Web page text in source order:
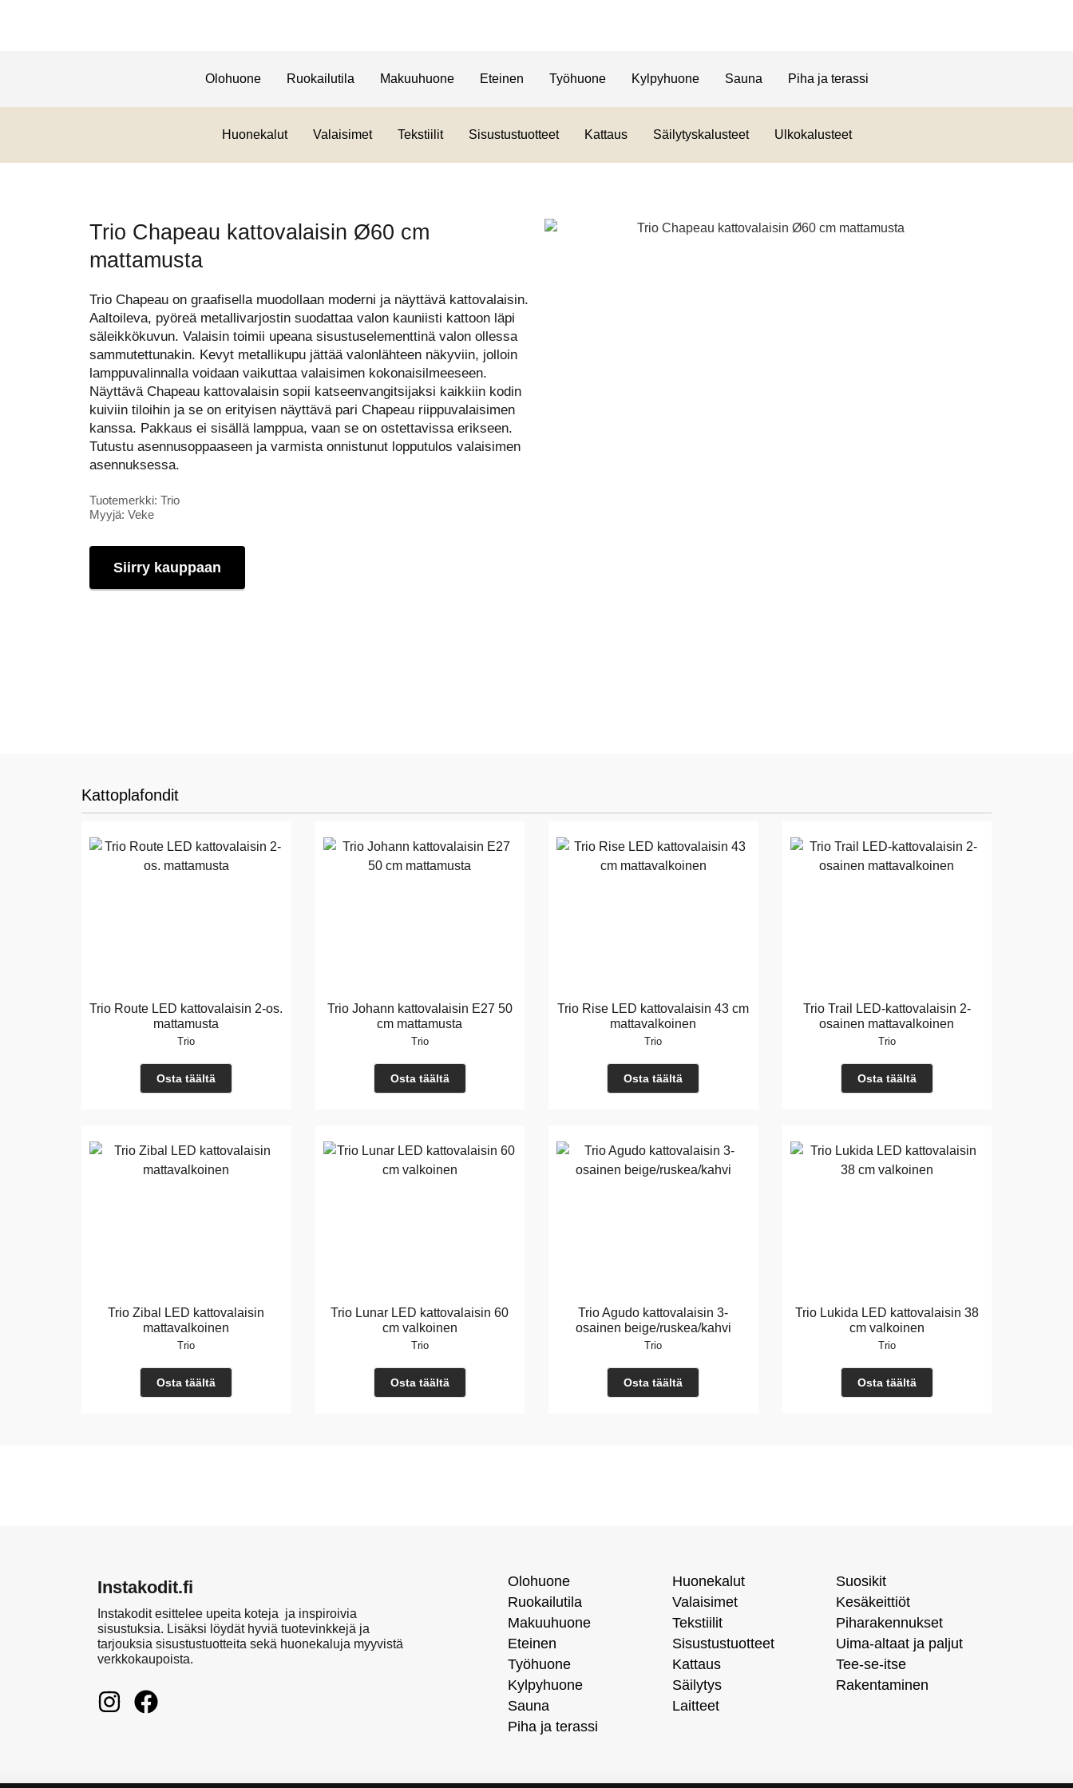
Olohuone Ruokailutila Makuuhuone Eteinen Työhuone Kylpyhuone Sauna Piha ja terassi
Huonekalut Valaisimet Tekstiilit Sisustustuotteet Kattaus Säilytyskalusteet Ulkokalusteet
Trio Chapeau kattovalaisin Ø60 cm
mattamusta
Trio Chapeau on graafisella muodollaan moderni ja näyttävä kattovalaisin.
Aaltoileva, pyöreä metallivarjostin suodattaa valon kauniisti kattoon läpi
säleikkökuvun. Valaisin toimii upeana sisustuselementtinä valon ollessa
sammutettunakin. Kevyt metallikupu jättää valonlähteen näkyviin, jolloin
lamppuvalinnalla voidaan vaikuttaa valaisimen kokonaisilmeeseen.
Näyttävä Chapeau kattovalaisin sopii katseenvangitsijaksi kaikkiin kodin
kuiviin tiloihin ja se on erityisen näyttävä pari Chapeau riippuvalaisimen
kanssa. Pakkaus ei sisällä lamppua, vaan se on ostettavissa erikseen.
Tutustu asennusoppaaseen ja varmista onnistunut lopputulos valaisimen
asennuksessa.
Tuotemerkki: Trio
Myyjä: Veke
Siirry kauppaan
Kattoplafondit
Trio Route LED kattovalaisin 2-os.
mattamusta
Trio
Osta täältä
Trio Johann kattovalaisin E27 50
cm mattamusta
Trio
Osta täältä
Trio Rise LED kattovalaisin 43 cm
mattavalkoinen
Trio
Osta täältä
Trio Trail LED-kattovalaisin 2-
osainen mattavalkoinen
Trio
Osta täältä
Trio Zibal LED kattovalaisin
mattavalkoinen
Trio
Osta täältä
Trio Lunar LED kattovalaisin 60
cm valkoinen
Trio
Osta täältä
Trio Agudo kattovalaisin 3-
osainen beige/ruskea/kahvi
Trio
Osta täältä
Trio Lukida LED kattovalaisin 38
cm valkoinen
Trio
Osta täältä
Instakodit.fi
Instakodit esittelee upeita koteja ja inspiroivia
sisustuksia. Lisäksi löydät hyviä tuotevinkkejä ja
tarjouksia sisustustuotteita sekä huonekaluja myyvistä
verkkokaupoista.
Olohuone
Ruokailutila
Makuuhuone
Eteinen
Työhuone
Kylpyhuone
Sauna
Piha ja terassi
Huonekalut
Valaisimet
Tekstiilit
Sisustustuotteet
Kattaus
Säilytys
Laitteet
Suosikit
Kesäkeittiöt
Piharakennukset
Uima-altaat ja paljut
Tee-se-itse
Rakentaminen